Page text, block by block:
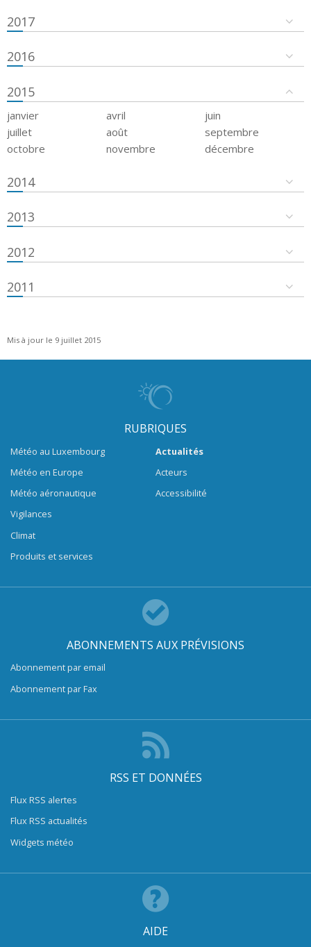
2017
2016
2015
janvier avril
juin
juillet
août
septembre
octobre
novembre décembre
2014
2013
2012
2011
Mis à jour le 9 juillet 2015
RUBRIQUES
Météo au Luxembourg
Météo en Europe
Météo aéronautique
Vigilances
Climat
Produits et services
Actualités
Acteurs
Accessibilité
ABONNEMENTS AUX PRÉVISIONS
Abonnement par email
Abonnement par Fax
RSS ET DONNÉES
Flux RSS alertes
Flux RSS actualités
Widgets météo
AIDE